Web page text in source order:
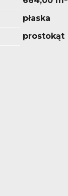
płaska
prostokąt